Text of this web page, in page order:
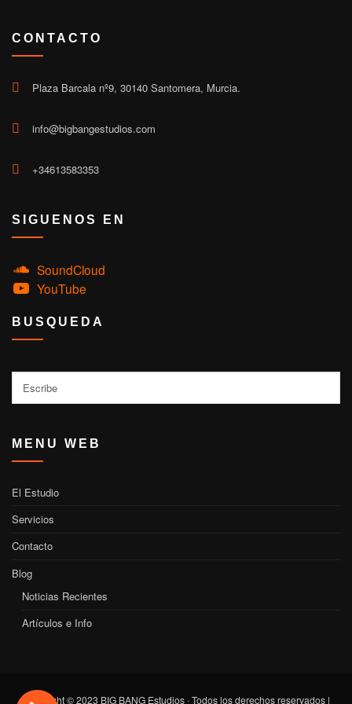
CONTACTO
Plaza Barcala nº9, 30140 Santomera, Murcia.
info@bigbangestudios.com
+34613583353
SIGUENOS EN
SoundCloud
YouTube
BUSQUEDA
MENU WEB
El Estudio
Servicios
Contacto
Blog
Noticias Recientes
Artículos e Info
Copyright © 2023 BIG BANG Estudios · Todos los derechos reservados |